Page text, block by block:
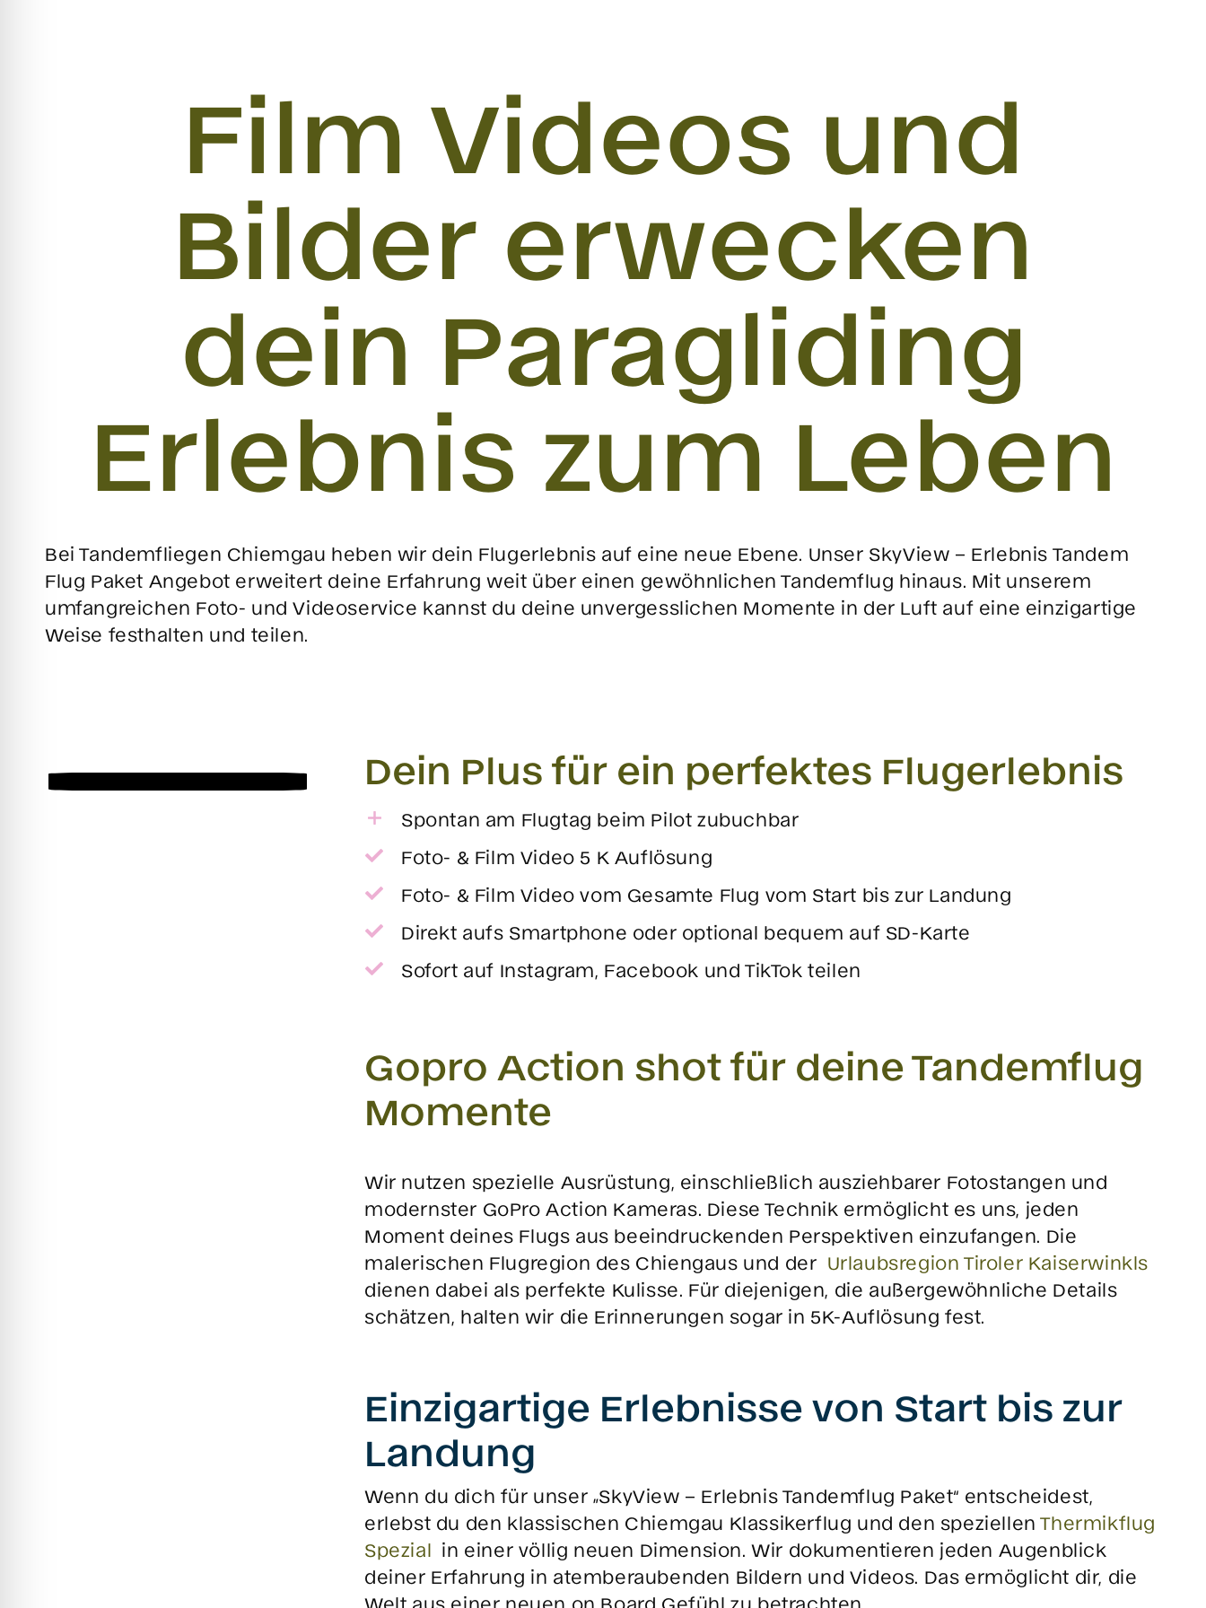
Film Videos und
Bilder erwecken
dein Paragliding
Erlebnis zum Leben
Bei Tandemfliegen Chiemgau heben wir dein Flugerlebnis auf eine neue Ebene. Unser SkyView – Erlebnis Tandem
Flug Paket Angebot erweitert deine Erfahrung weit über einen gewöhnlichen Tandemflug hinaus. Mit unserem
umfangreichen Foto- und Videoservice kannst du deine unvergesslichen Momente in der Luft auf eine einzigartige
Weise festhalten und teilen.
Dein Plus für ein perfektes Flugerlebnis
Spontan am Flugtag beim Pilot zubuchbar
Foto- & Film Video 5 K Auflösung
Foto- & Film Video vom Gesamte Flug vom Start bis zur Landung
Direkt aufs Smartphone oder optional bequem auf SD-Karte
Sofort auf Instagram, Facebook und TikTok teilen
Gopro Action shot für deine Tandemflug
Momente
Wir nutzen spezielle Ausrüstung, einschließlich ausziehbarer Fotostangen und
modernster GoPro Action Kameras. Diese Technik ermöglicht es uns, jeden
Moment deines Flugs aus beeindruckenden Perspektiven einzufangen. Die
malerischen Flugregion des Chiengaus und der Urlaubsregion Tiroler Kaiserwinkls
dienen dabei als perfekte Kulisse. Für diejenigen, die außergewöhnliche Details
schätzen, halten wir die Erinnerungen sogar in 5K-Auflösung fest.
Einzigartige Erlebnisse von Start bis zur
Landung
Wenn du dich für unser „SkyView – Erlebnis Tandemflug Paket“ entscheidest,
erlebst du den klassischen Chiemgau Klassikerflug und den speziellenThermikflug
Spezial in einer völlig neuen Dimension. Wir dokumentieren jeden Augenblick
deiner Erfahrung in atemberaubenden Bildern und Videos. Das ermöglicht dir, die
Welt aus einer neuen on Board Gefühl zu betrachten.